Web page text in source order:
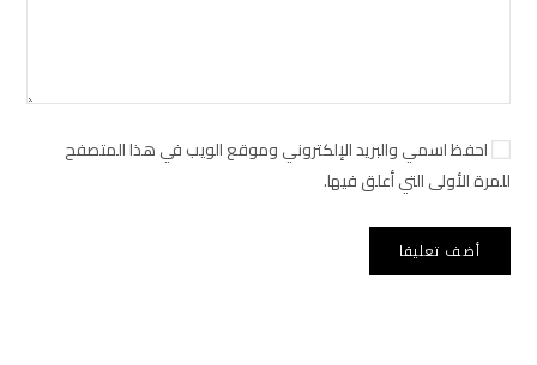
احفظ اسمي والبريد الإلكتروني وموقع الويب في هذا المتصفح
للمرة الأولى التي أعلق فيها.